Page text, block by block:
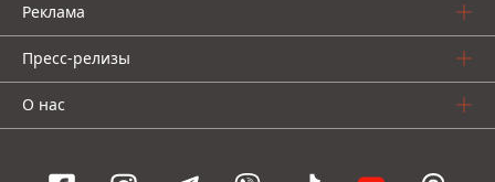
Реклама
Пресс-релизы
О нас